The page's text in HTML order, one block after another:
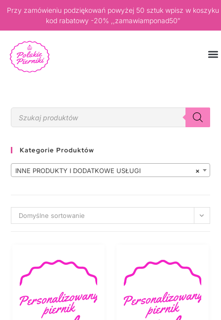
Przy zamówieniu podziękowań powyżej 50 sztuk wpisz w koszyku
kod rabatowy -20% ,,zamawiamponad50″
Kategorie Produktów
×
INNE PRODUKTY I DODATKOWE USŁUGI
Domyślne sortowanie